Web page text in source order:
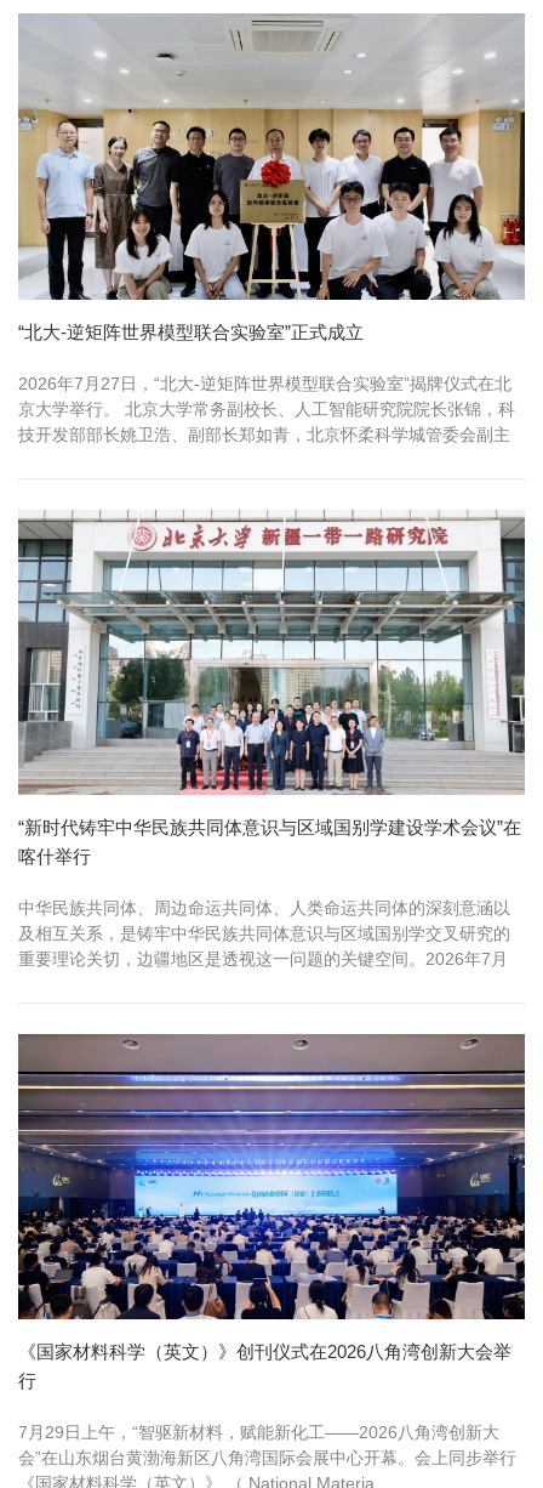
“北大-逆矩阵世界模型联合实验室”正式成立
2026年7月27日，“北大-逆矩阵世界模型联合实验室”揭牌仪式在北
京大学举行。 北京大学常务副校长、人工智能研究院院长张锦，科
技开发部部长姚卫浩、副部长郑如青，北京怀柔科学城管委会副主
“新时代铸牢中华民族共同体意识与区域国别学建设学术会议”在
喀什举行
中华民族共同体、周边命运共同体、人类命运共同体的深刻意涵以
及相互关系，是铸牢中华民族共同体意识与区域国别学交叉研究的
重要理论关切，边疆地区是透视这一问题的关键空间。2026年7月
《国家材料科学（英文）》创刊仪式在2026八角湾创新大会举
行
7月29日上午，“智驱新材料，赋能新化工——2026八角湾创新大
会”在山东烟台黄渤海新区八角湾国际会展中心开幕。会上同步举行
《国家材料科学（英文）》 （ National Materia...